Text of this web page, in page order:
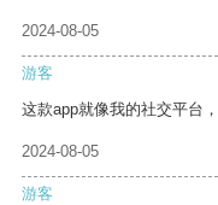
2024-08-05
游客
这款app就像我的社交平台
2024-08-05
游客